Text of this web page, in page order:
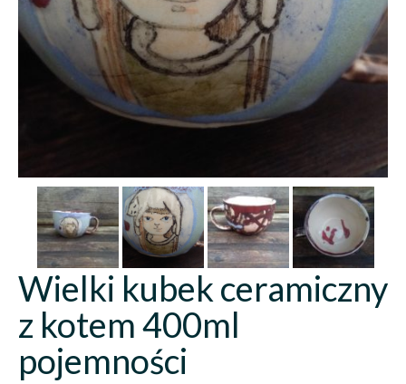
Wielki kubek ceramiczny
z kotem 400ml
pojemności